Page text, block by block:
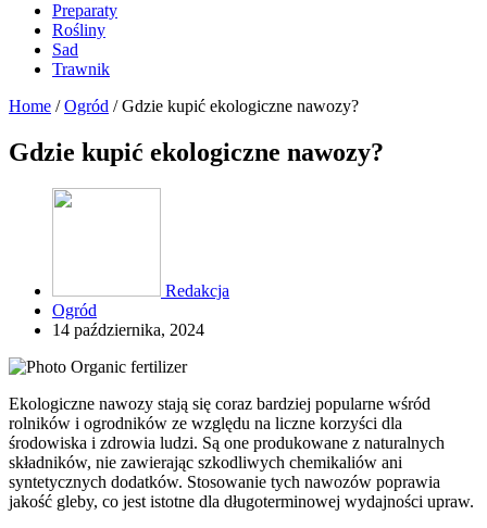
Preparaty
Rośliny
Sad
Trawnik
Home /Ogród /Gdzie kupić ekologiczne nawozy?
Gdzie kupić ekologiczne nawozy?
Redakcja
Ogród
14 października, 2024
Ekologiczne nawozy stają się coraz bardziej popularne wśród
rolników i ogrodników ze względu na liczne korzyści dla
środowiska i zdrowia ludzi. Są one produkowane z naturalnych
składników, nie zawierając szkodliwych chemikaliów ani
syntetycznych dodatków. Stosowanie tych nawozów poprawia
jakość gleby, co jest istotne dla długoterminowej wydajności upraw.